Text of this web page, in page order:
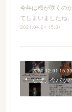
今年は桜が咲くの
てしまいましたね
2021.04.21 15:31
2020.12.01 15:33
なぜ、今バッ